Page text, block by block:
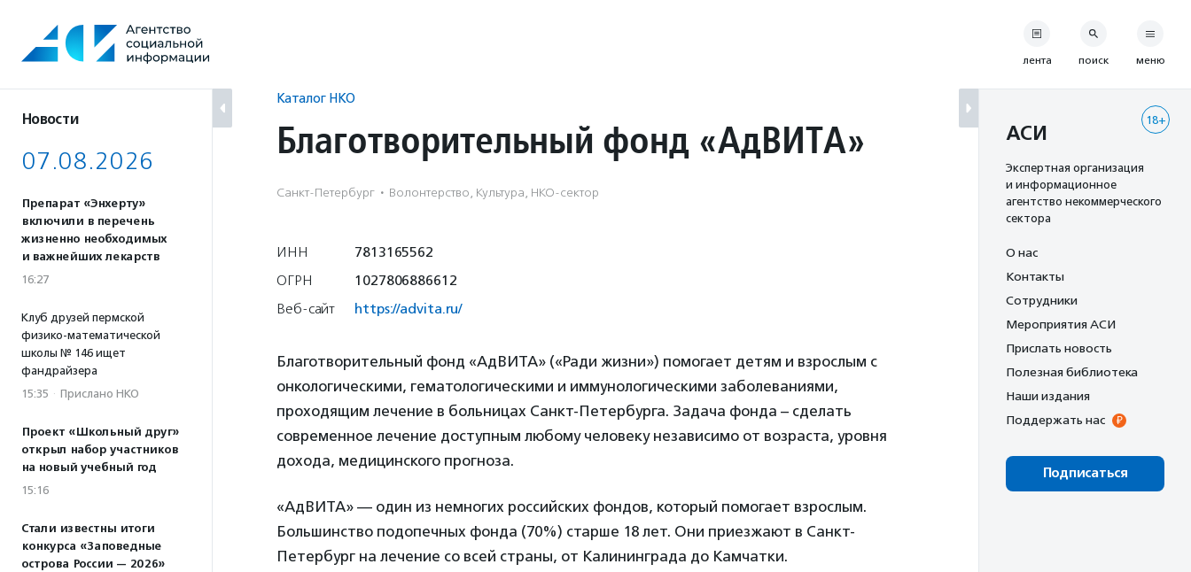
содержанию
Новости
07.08.2026
Препарат «Энхерту»
включили в перечень
жизненно необходимых
и важнейших лекарств
16:27
Клуб друзей пермской
физико-математической
школы № 146 ищет
фандрайзера
15:35 · Прислано НКО
Проект «Школьный друг»
открыл набор участников
на новый учебный год
15:16
Стали известны итоги
конкурса «Заповедные
острова России — 2026»
Каталог НКО
Благотворительный фонд «АдВИТА»
Санкт-Петербург · Волонтерство, Культура, НКО-сектор
ИНН
7813165562
ОГРН
1027806886612
Веб-сайт
https://advita.ru/
Благотворительный фонд «АдВИТА» («Ради жизни») помогает детям и взрослым с
онкологическими, гематологическими и иммунологическими заболеваниями,
проходящим лечение в больницах Санкт-Петербурга. Задача фонда – сделать
современное лечение доступным любому человеку независимо от возраста, уровня
дохода, медицинского прогноза.
«АдВИТА» — один из немногих российских фондов, который помогает взрослым.
Большинство подопечных фонда (70%) старше 18 лет. Они приезжают в Санкт-
Петербург на лечение со всей страны, от Калининграда до Камчатки.
лента поиск меню
18+
АСИ
Экспертная организация
и информационное
агентство некоммерческого
сектора
О нас
Контакты
Сотрудники
Мероприятия АСИ
Прислать новость
Полезная библиотека
Наши издания
Поддержать нас
Подписаться